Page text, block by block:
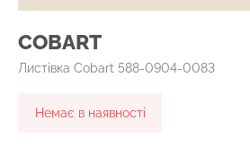
COBART
Листівка Cobart 588-0904-0083
Немає в наявності